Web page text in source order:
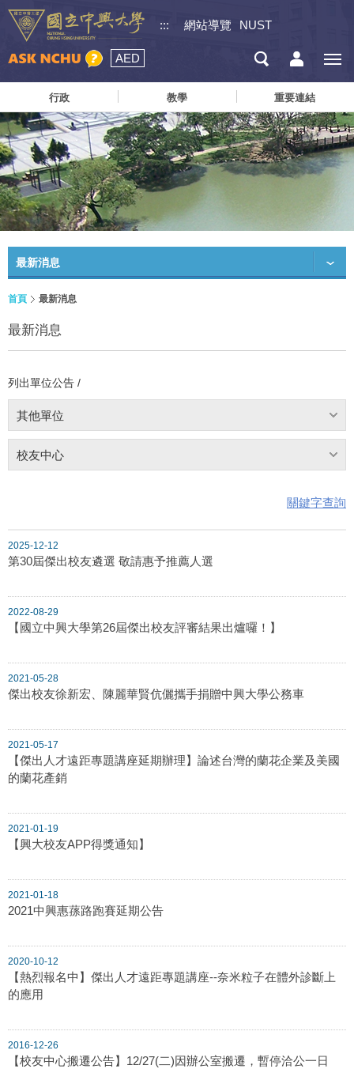
::: 網站導覽 NUST
AED
行政 教學 重要連結
最新消息
首頁 最新消息
最新消息
列出單位公告 /
其他單位
校友中心
關鍵字查詢
2025-12-12
第30屆傑出校友遴選 敬請惠予推薦人選
2022-08-29
【國立中興大學第26屆傑出校友評審結果出爐囉！】
2021-05-28
傑出校友徐新宏、陳麗華賢伉儷攜手捐贈中興大學公務車
2021-05-17
【傑出人才遠距專題講座延期辦理】論述台灣的蘭花企業及美國
的蘭花產銷
2021-01-19
【興大校友APP得獎通知】
2021-01-18
2021中興惠蓀路跑賽延期公告
2020-10-12
【熱烈報名中】傑出人才遠距專題講座--奈米粒子在體外診斷上
的應用
2016-12-26
【校友中心搬遷公告】12/27(二)因辦公室搬遷，暫停洽公一日